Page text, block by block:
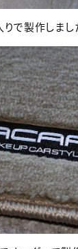
で製作しまし